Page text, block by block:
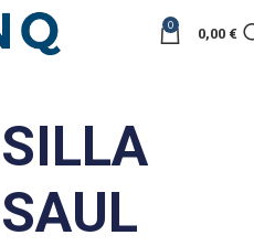
0 0,00 €
SILLA
SAUL